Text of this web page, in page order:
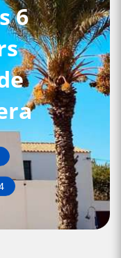
6